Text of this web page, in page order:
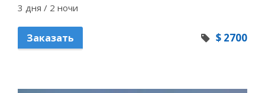
3 дня / 2 ночи
Заказать $ 2700